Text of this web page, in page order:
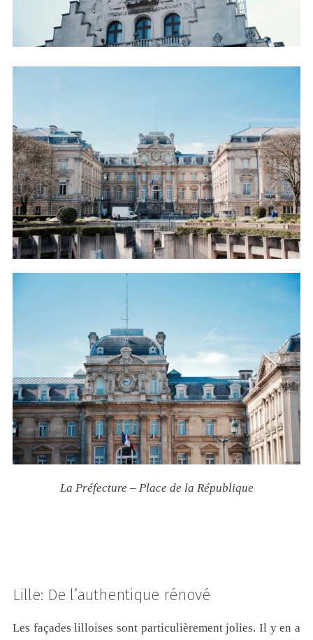
La Préfecture – Place de la République
Lille: De l’authentique rénové
Les façades lilloises sont particulièrement jolies. Il y en a